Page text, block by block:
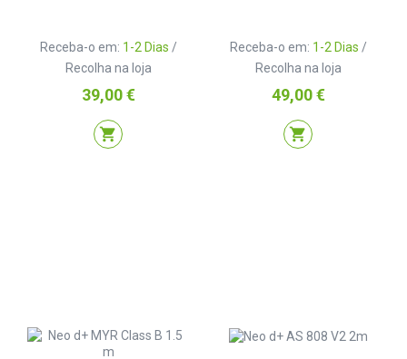
Receba-o em: 1-2 Dias /
Recolha na loja
Preço
39,00 €
shopping_cart
Receba-o em: 1-2 Dias /
Recolha na loja
Preço
49,00 €
shopping_cart